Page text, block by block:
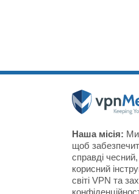
Наша місія: Ми
щоб
справді
корисний
світі VPN та